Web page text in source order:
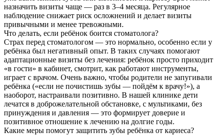
назначить визиты чаще — раз в 3–4 месяца. Регулярное
наблюдение снижает риск осложнений и делает визиты
привычными и менее тревожными.
Что делать, если ребёнок боится стоматолога?
Страх перед стоматологом — это нормально, особенно если у
ребёнка был негативный опыт. В таких случаях помогают
адаптационные визиты без лечения: ребёнок просто приходит
«в гости» в кабинет, смотрит, как работают инструменты,
играет с врачом. Очень важно, чтобы родители не запугивали
ребёнка («если не почистишь зубы — пойдём к врачу!»), а
наоборот, настраивали позитивно. В нашей клинике дети
лечатся в доброжелательной обстановке, с мультиками, без
принуждения и давления — это формирует доверие и
позитивное отношение к лечению на долгие годы.
Какие меры помогут защитить зубы ребёнка от кариеса?